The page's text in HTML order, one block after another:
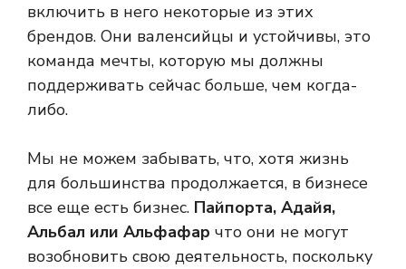
включить в него некоторые из этих
брендов. Они валенсийцы и устойчивы, это
команда мечты, которую мы должны
поддерживать сейчас больше, чем когда-
либо.
Мы не можем забывать, что, хотя жизнь
для большинства продолжается, в бизнесе
все еще есть бизнес. Пайпорта, Адайя,
Альбал или Альфафар что они не могут
возобновить свою деятельность, поскольку